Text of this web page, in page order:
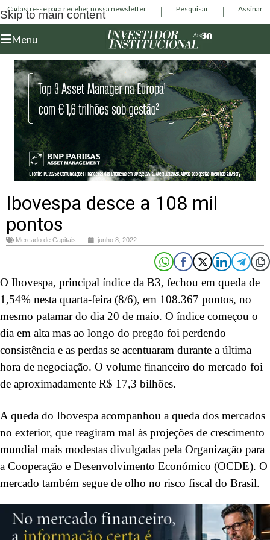
Skip to main content
Cadastre-se para receber nossa newsletter Pesquisar Assinar
Menu
Ibovespa desce a 108 mil
pontos
Mercado de Capitais junho 8, 2022
O Ibovespa, principal índice da B3, fechou em queda de
1,54% nesta quarta-feira (8/6), em 108.367 pontos, no
mesmo patamar do dia 20 de maio. O índice começou o
dia em alta mas ao longo do pregão foi perdendo
consistência e as perdas se acentuaram durante a última
hora de negociação. O volume financeiro do mercado foi
de aproximadamente R$ 17,3 bilhões.
A queda do Ibovespa acompanhou a queda dos mercados
no exterior, que reagiram mal às projeções de crescimento
mundial mais modestas divulgadas pela Organização para
a Cooperação e Desenvolvimento Económico (OCDE). O
mercado também segue de olho no risco fiscal do Brasil.